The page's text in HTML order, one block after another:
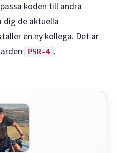
koden till andra
dig de aktuella
en ny kollega. Det är
PSR-4 .